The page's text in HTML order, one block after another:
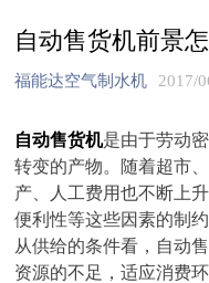
自动售货机前景
福能达空气制水机 2017/
自动售货机是由于劳动
转变的产物。随着超市
产、人工费用也不断上
便利性等这些因素的制
从供给的条件看，自动
资源的不足，适应消费